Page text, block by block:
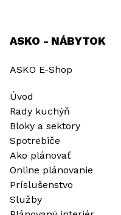
ASKO - NÁBYTOK
ASKO E-Shop
Úvod
Rady kuchýň
Bloky a sektory
Spotrebiče
Ako plánovať
Online plánovanie
Príslušenstvo
Služby